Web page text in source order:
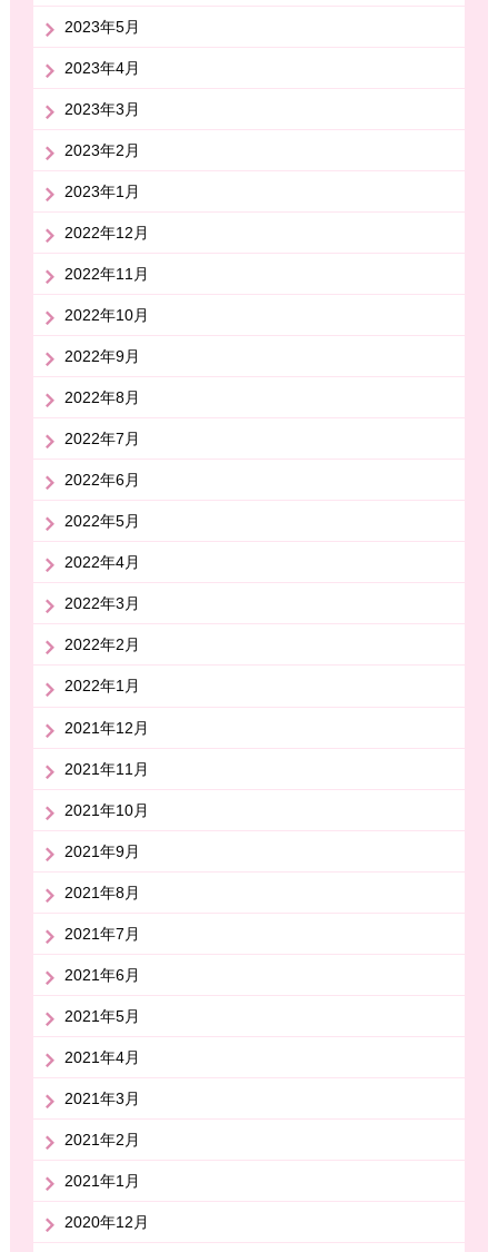
2023年5月
2023年4月
2023年3月
2023年2月
2023年1月
2022年12月
2022年11月
2022年10月
2022年9月
2022年8月
2022年7月
2022年6月
2022年5月
2022年4月
2022年3月
2022年2月
2022年1月
2021年12月
2021年11月
2021年10月
2021年9月
2021年8月
2021年7月
2021年6月
2021年5月
2021年4月
2021年3月
2021年2月
2021年1月
2020年12月